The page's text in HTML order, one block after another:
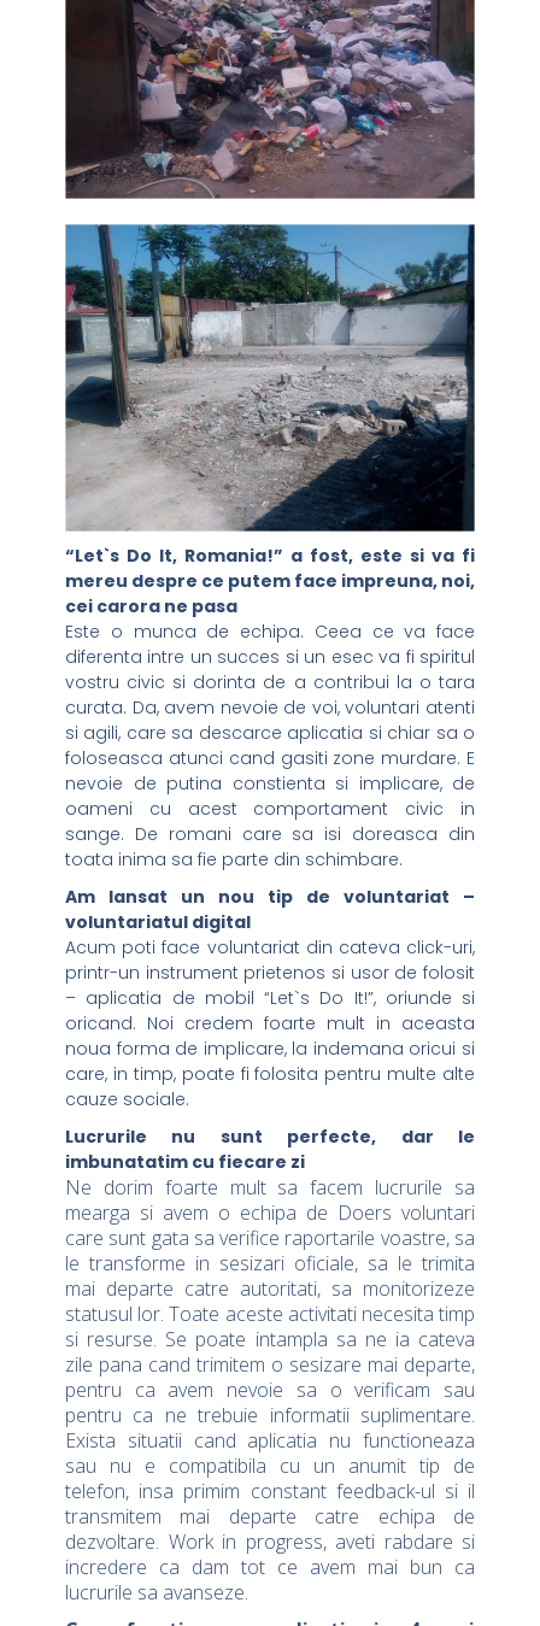
“Let`s Do It, Romania!” a fost, este si va fi
mereu despre ce putem face impreuna, noi,
cei carora ne pasa
Este o munca de echipa. Ceea ce va face
diferenta intre un succes si un esec va fi spiritul
vostru civic si dorinta de a contribui la o tara
curata. Da, avem nevoie de voi, voluntari atenti
si agili, care sa descarce aplicatia si chiar sa o
foloseasca atunci cand gasiti zone murdare. E
nevoie de putina constienta si implicare, de
oameni cu acest comportament civic in
sange. De romani care sa isi doreasca din
toata inima sa fie parte din schimbare.
Am lansat un nou tip de voluntariat –
voluntariatul digital
Acum poti face voluntariat din cateva click-uri,
printr-un instrument prietenos si usor de folosit
– aplicatia de mobil “Let`s Do It!”, oriunde si
oricand. Noi credem foarte mult in aceasta
noua forma de implicare, la indemana oricui si
care, in timp, poate fi folosita pentru multe alte
cauze sociale.
Lucrurile nu sunt perfecte, dar le
imbunatatim cu fiecare zi
Ne dorim foarte mult sa facem lucrurile sa
mearga si avem o echipa de Doers voluntari
care sunt gata sa verifice raportarile voastre, sa
le transforme in sesizari oficiale, sa le trimita
mai departe catre autoritati, sa monitorizeze
statusul lor. Toate aceste activitati necesita timp
si resurse. Se poate intampla sa ne ia cateva
zile pana cand trimitem o sesizare mai departe,
pentru ca avem nevoie sa o verificam sau
pentru ca ne trebuie informatii suplimentare.
Exista situatii cand aplicatia nu functioneaza
sau nu e compatibila cu un anumit tip de
telefon, insa primim constant feedback-ul si il
transmitem mai departe catre echipa de
dezvoltare. Work in progress, aveti rabdare si
incredere ca dam tot ce avem mai bun ca
lucrurile sa avanseze.